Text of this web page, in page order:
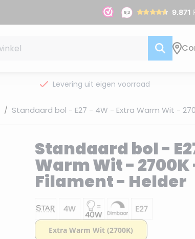
Levering uit eigen voorraad
/ Standaard bol - E27 - 4W - Extra Warm Wit -
Standaard bol -
Warm Wit -
Filament - Helder